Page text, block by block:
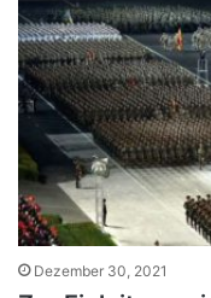
Dezember 30, 2021